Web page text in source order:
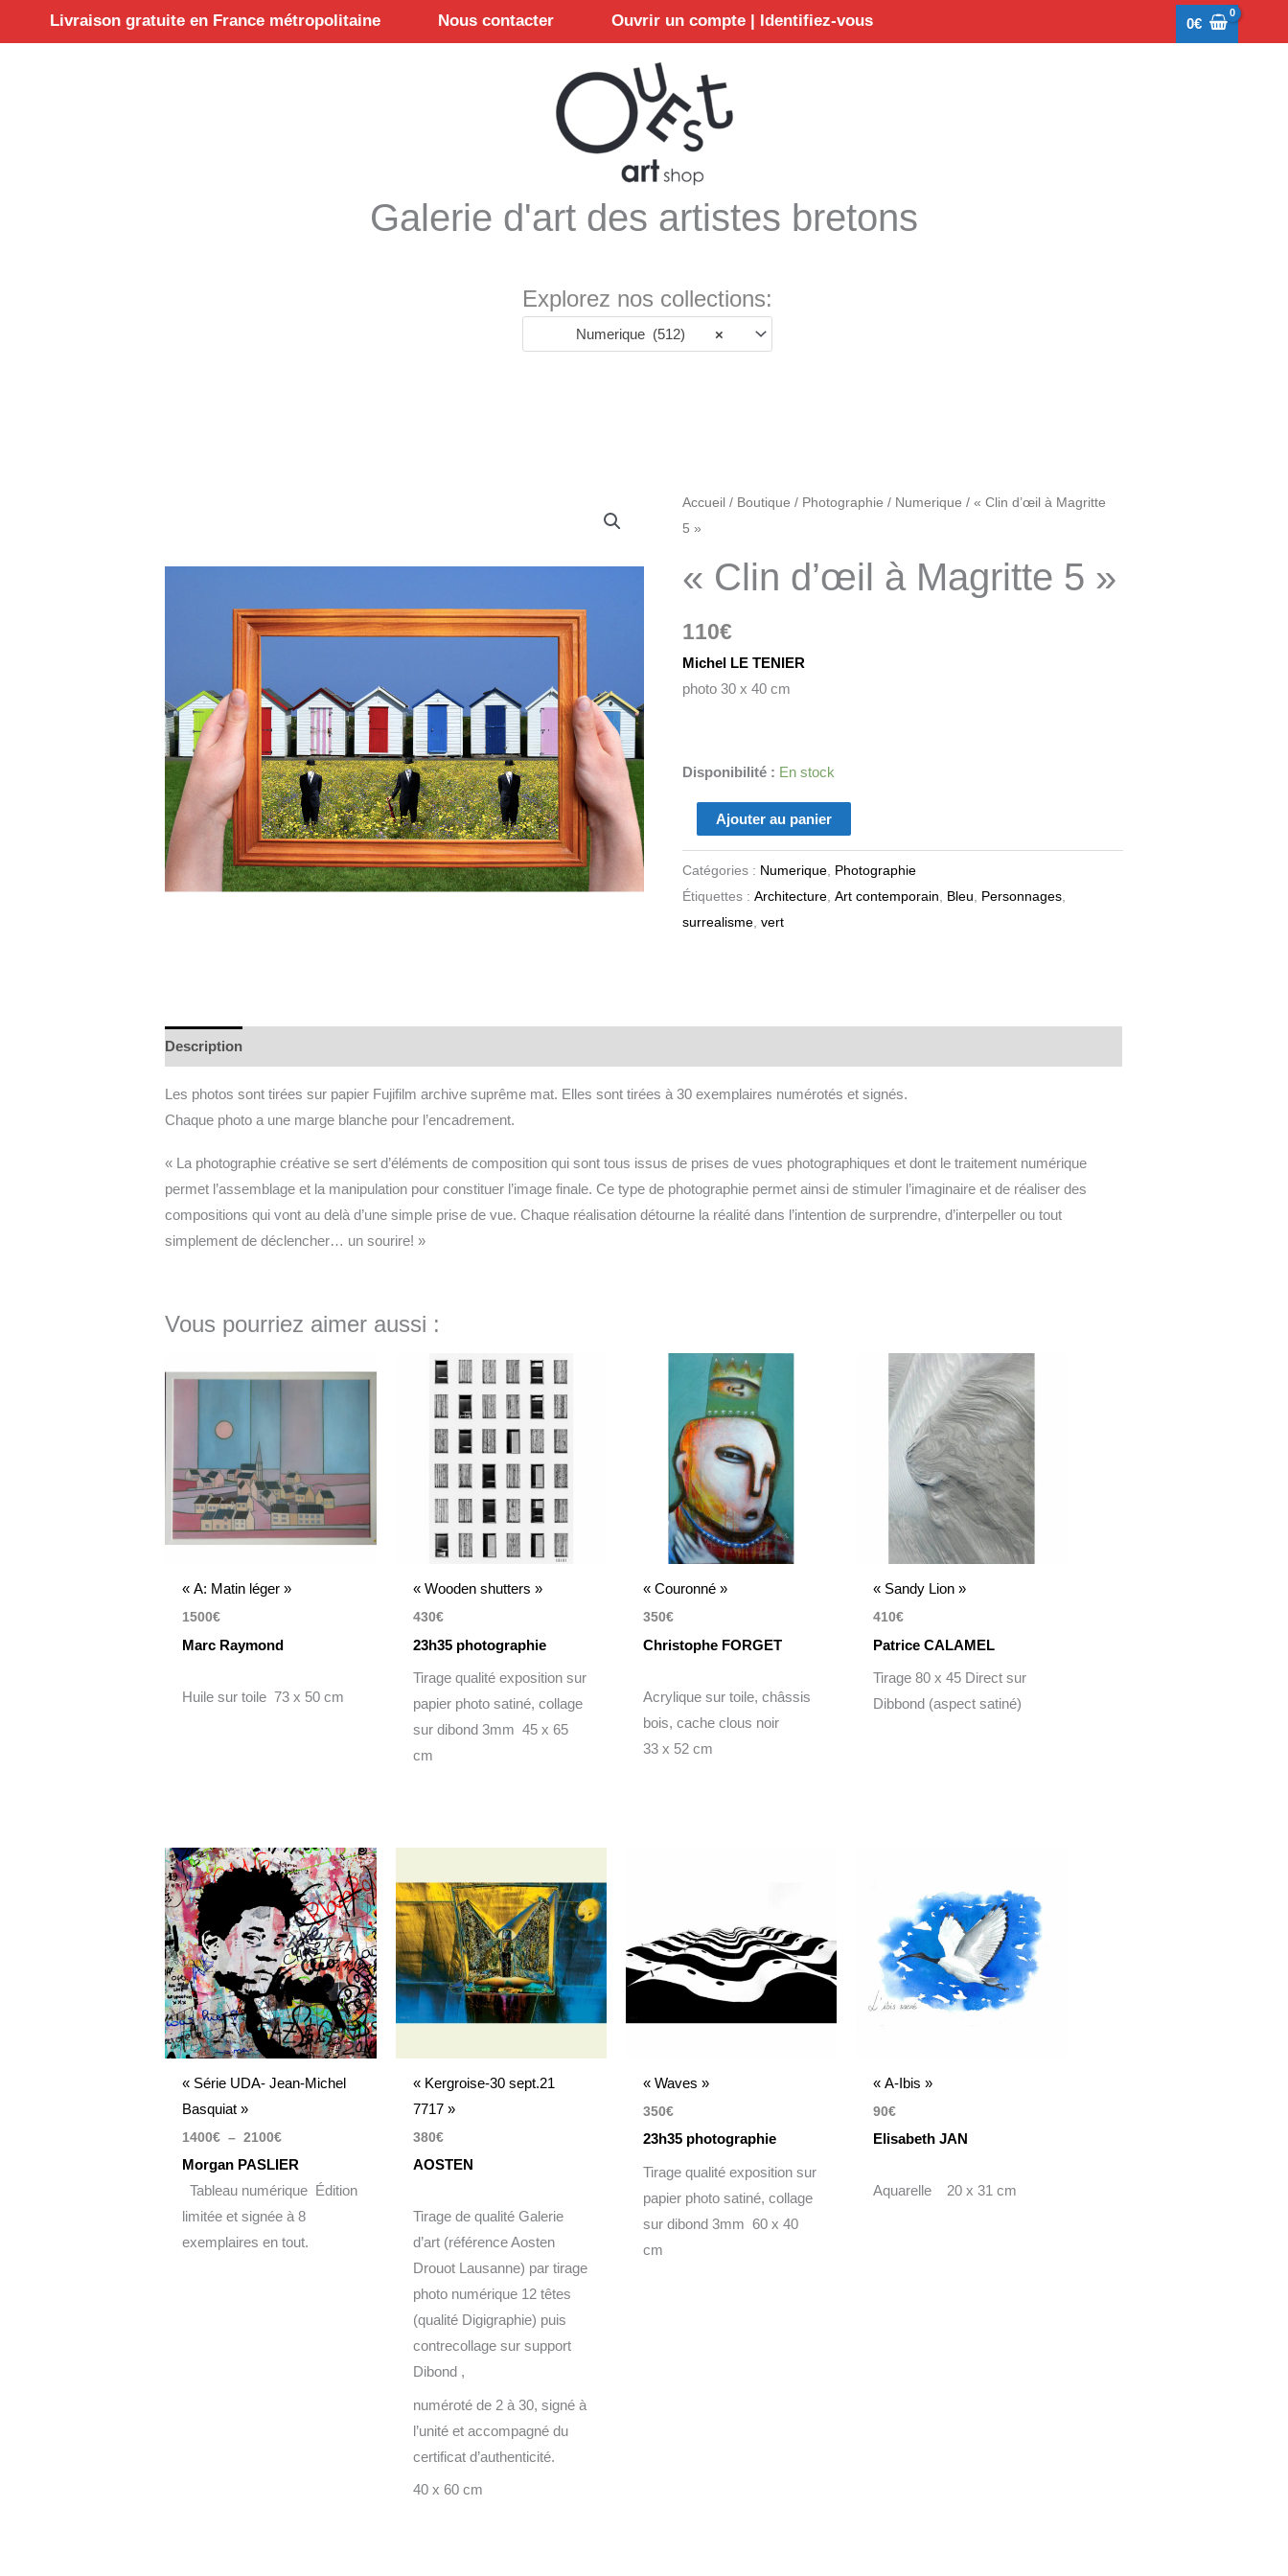
Livraison gratuite en France métropolitaine Nous contacter Ouvrir un compte | Identifiez-vous 0€
Galerie d'art des artistes bretons
Explorez nos collections:
×
Numerique (512)
Accueil / Boutique / Photographie / Numerique / « Clin d’œil à Magritte
5 »
« Clin d’œil à Magritte 5 »
110€
Michel LE TENIER
photo 30 x 40 cm
Disponibilité : En stock
quantité
de
d'œil
Magritte
5"
Ajouter au panier
Catégories : Numerique, Photographie
Étiquettes : Architecture, Art contemporain, Bleu, Personnages,
surrealisme, vert
Description
Les photos sont tirées sur papier Fujifilm archive suprême mat. Elles sont tirées à 30 exemplaires numérotés et signés.
Chaque photo a une marge blanche pour l’encadrement.
« La photographie créative se sert d’éléments de composition qui sont tous issus de prises de vues photographiques et dont le traitement numérique
permet l’assemblage et la manipulation pour constituer l’image finale. Ce type de photographie permet ainsi de stimuler l’imaginaire et de réaliser des
compositions qui vont au delà d’une simple prise de vue. Chaque réalisation détourne la réalité dans l’intention de surprendre, d’interpeller ou tout
simplement de déclencher… un sourire! »
Vous pourriez aimer aussi :
« A: Matin léger »
1500€
Marc Raymond
Huile sur toile 73 x 50 cm
« Wooden shutters »
430€
23h35 photographie
Tirage qualité exposition sur
papier photo satiné, collage
sur dibond 3mm 45 x 65
cm
« Couronné »
350€
Christophe FORGET
Acrylique sur toile, châssis
bois, cache clous noir
33 x 52 cm
« Sandy Lion »
410€
Patrice CALAMEL
Tirage 80 x 45 Direct sur
Dibbond (aspect satiné)
« Série UDA- Jean-Michel
Basquiat »
1400€ – 2100€
Plage
de
prix :
1400€
à
2100€
Morgan PASLIER
Tableau numérique Édition
limitée et signée à 8
exemplaires en tout.
« Kergroise-30 sept.21
7717 »
380€
AOSTEN
Tirage de qualité Galerie
d’art (référence Aosten
Drouot Lausanne) par tirage
photo numérique 12 têtes
(qualité Digigraphie) puis
contrecollage sur support
Dibond ,
numéroté de 2 à 30, signé à
l’unité et accompagné du
certificat d’authenticité.
40 x 60 cm
« Waves »
350€
23h35 photographie
Tirage qualité exposition sur
papier photo satiné, collage
sur dibond 3mm 60 x 40
cm
« A-Ibis »
90€
Elisabeth JAN
Aquarelle 20 x 31 cm